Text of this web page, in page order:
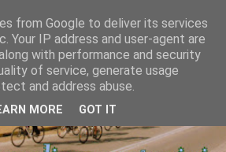
from Google to deliver its services
Your IP address and user-agent are
with performance and security
of service, generate usage
and address abuse.
MORE GOT IT